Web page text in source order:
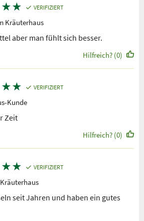
★★ VERIFIZIERT
Kräuterhaus
aber man fühlt sich besser.
Hilfreich? (0)
★★ VERIFIZIERT
Kunde
Zeit
Hilfreich? (0)
★★ VERIFIZIERT
seit Jahren und haben ein gutes